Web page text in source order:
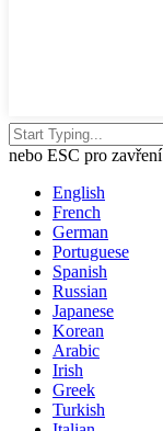
nebo ESC pro zavření
English
French
German
Portuguese
Spanish
Russian
Japanese
Korean
Arabic
Irish
Greek
Turkish